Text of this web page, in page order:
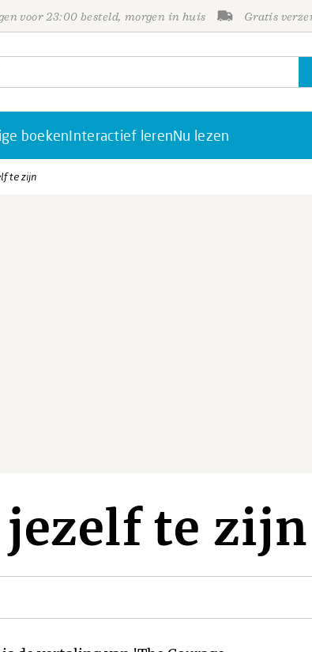
voor 23:00 besteld, morgen in huis Gratis
boekenInteractief lerenNu lezen
te zijn
jezelf te zijn